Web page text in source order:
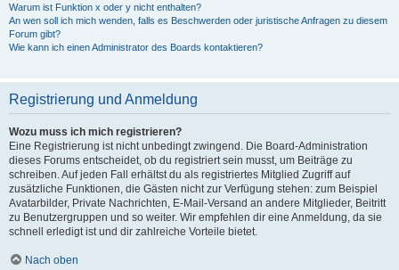
Warum ist Funktion x oder y nicht enthalten?
An wen soll ich mich wenden, falls es Beschwerden oder juristische Anfragen zu diesem
Forum gibt?
Wie kann ich einen Administrator des Boards kontaktieren?
Registrierung und Anmeldung
Wozu muss ich mich registrieren?
Eine Registrierung ist nicht unbedingt zwingend. Die Board-Administration
dieses Forums entscheidet, ob du registriert sein musst, um Beiträge zu
schreiben. Auf jeden Fall erhältst du als registriertes Mitglied Zugriff auf
zusätzliche Funktionen, die Gästen nicht zur Verfügung stehen: zum Beispiel
Avatarbilder, Private Nachrichten, E-Mail-Versand an andere Mitglieder, Beitritt
zu Benutzergruppen und so weiter. Wir empfehlen dir eine Anmeldung, da sie
schnell erledigt ist und dir zahlreiche Vorteile bietet.
Nach oben